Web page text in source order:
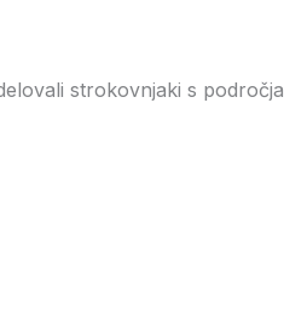
strokovnjaki s področja